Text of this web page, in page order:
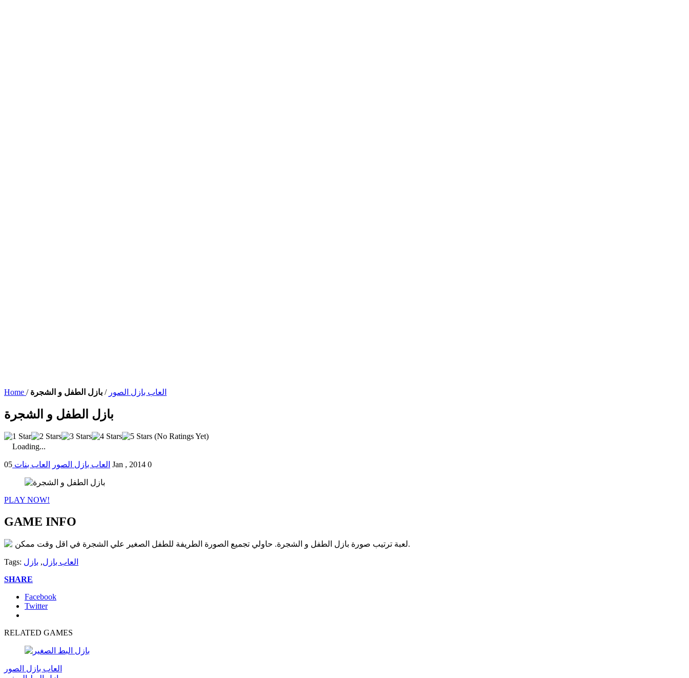
Home / العاب بازل الصور / بازل الطفل و الشجرة
بازل الطفل و الشجرة
(No Ratings Yet)
Loading...
العاب بازل الصور العاب بنات 05 Jan , 2014 0
PLAY NOW!
GAME INFO
لعبة ترتيب صورة بازل الطفل و الشجرة. حاولي تجميع الصورة الطريفة للطفل الصغير علي الشجرة في اقل وقت ممكن.
Tags: العاب بازل, بازل
SHARE
Facebook
Twitter
RELATED GAMES
العاب بازل الصور